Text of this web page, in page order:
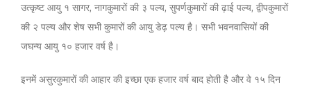
उत्कृष्ट आयु १ सागर, नागकुमारों की ३ पल्य, सुपर्णकुमारों की ढ़ाई पल्य, द्वीपकुमारों
की २ पल्य और शेष सभी कुमारों की आयु डेढ़ पल्य है। सभी भवनवासियों की
जघन्य आयु १० हजार वर्ष है।
इनमें असुरकुमारों की आहार की इच्छा एक हजार वर्ष बाद होती है और वे १५ दिन